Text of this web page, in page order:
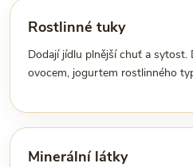
Rostlinné tuky
Dodají jídlu plnější chuť a sytost.
ovocem, jogurtem rostlinného
Minerální látky